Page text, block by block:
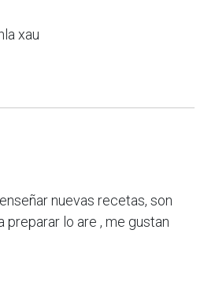
xau
nuevas recetas, son
preparar lo are , me gustan